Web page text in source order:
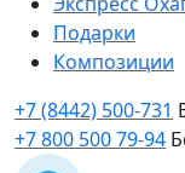
Подарки
Композиции
+7 (8442) 500-731
+7 800 500 79-94